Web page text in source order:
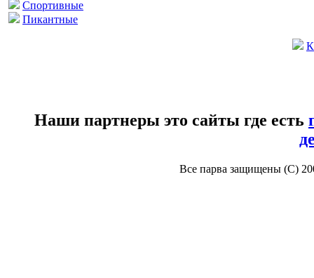
Спортивные
Пикантные
Наши партнеры это сайты где есть
Все парва защищены (С)